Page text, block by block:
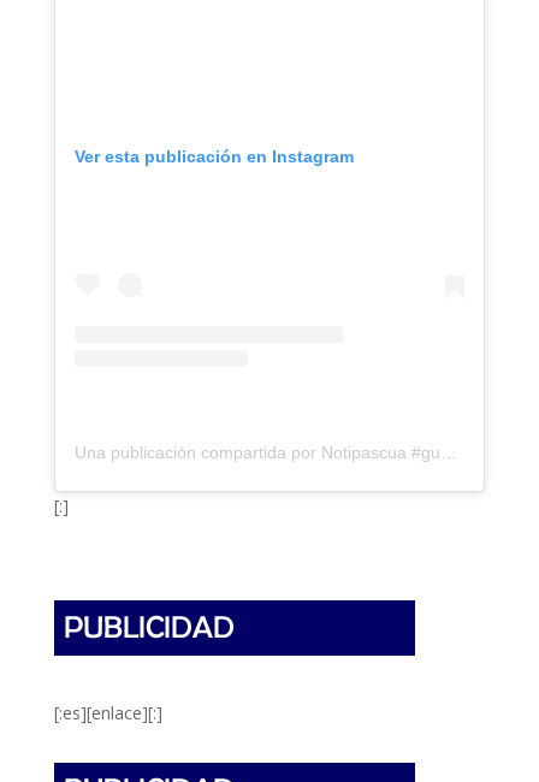
Ver esta publicación en Instagram
Una publicación compartida por Notipascua #guarico (@notipascua)
[:]
[:es][enlace][:]